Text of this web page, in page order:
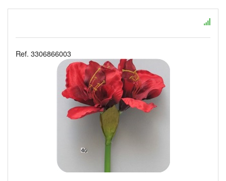
Ref. 3306866003